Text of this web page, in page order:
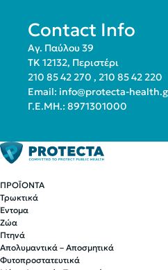
Contact Info
Αγ. Παύλου 39
ΤΚ 12132, Περιστέρι
210 85 42 270 , 210 85 42 220
Email: info@protecta-
Γ.Ε.ΜΗ.: 8971301000
ΠΡΟΪΟΝΤΑ
Τρωκτικά
Έντομα
Ζώα
Πτηνά
Απολυμαντικά – Αποσμητικά
Φυτοπροστατευτικά